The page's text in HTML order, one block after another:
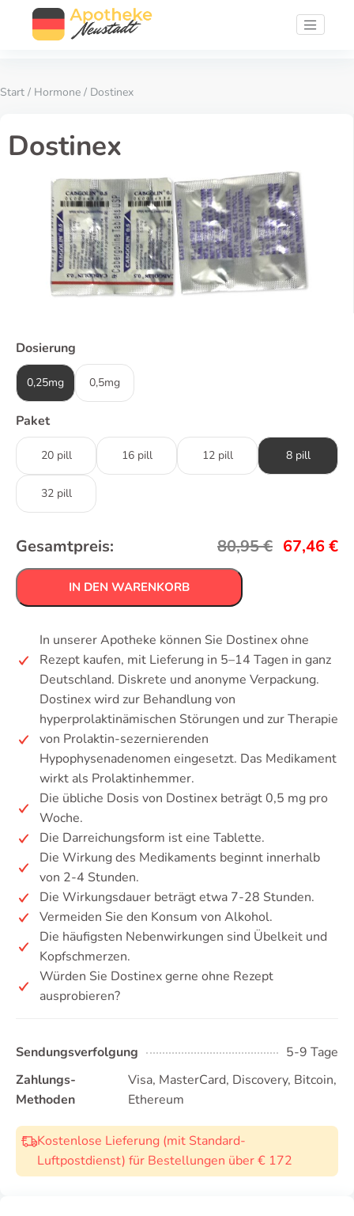
Start / Hormone / Dostinex
Dostinex
Dosierung
0,25mg 0,5mg
Paket
20 pill 16 pill 12 pill 8 pill
32 pill
Gesamtpreis: 80,95€ 67,46€
IN DEN WARENKORB
In unserer Apotheke können Sie Dostinex ohne
Rezept kaufen, mit Lieferung in 5–14 Tagen in ganz
Deutschland. Diskrete und anonyme Verpackung.
Dostinex wird zur Behandlung von
hyperprolaktinämischen Störungen und zur Therapie
von Prolaktin-sezernierenden
Hypophysenadenomen eingesetzt. Das Medikament
wirkt als Prolaktinhemmer.
Die übliche Dosis von Dostinex beträgt 0,5 mg pro
Woche.
Die Darreichungsform ist eine Tablette.
Die Wirkung des Medikaments beginnt innerhalb
von 2-4 Stunden.
Die Wirkungsdauer beträgt etwa 7-28 Stunden.
Vermeiden Sie den Konsum von Alkohol.
Die häufigsten Nebenwirkungen sind Übelkeit und
Kopfschmerzen.
Würden Sie Dostinex gerne ohne Rezept
ausprobieren?
Sendungsverfolgung
5-9 Tage
Zahlungs-
Methoden
Visa, MasterCard, Discovery, Bitcoin,
Ethereum
Kostenlose Lieferung (mit Standard-
Luftpostdienst) für Bestellungen über € 172